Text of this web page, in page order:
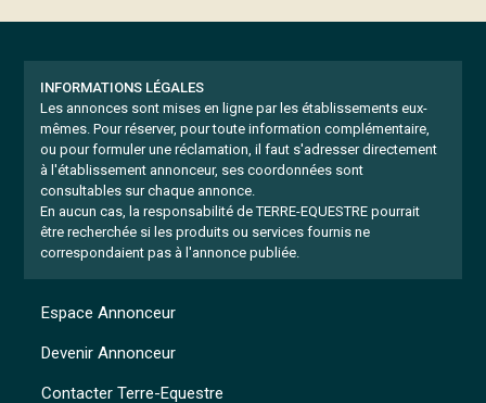
INFORMATIONS LÉGALES
Les annonces sont mises en ligne par les établissements eux-
mêmes. Pour réserver, pour toute information complémentaire,
ou pour formuler une réclamation, il faut s'adresser directement
à l'établissement annonceur, ses coordonnées sont
consultables sur chaque annonce.
En aucun cas, la responsabilité de TERRE-EQUESTRE pourrait
être recherchée si les produits ou services fournis ne
correspondaient pas à l'annonce publiée.
Espace Annonceur
Devenir Annonceur
Contacter Terre-Equestre